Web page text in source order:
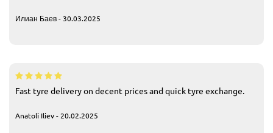
Илиан Баев - 30.03.2025
Fast tyre delivery on decent prices and quick tyre exchange.
Anatoli Iliev - 20.02.2025